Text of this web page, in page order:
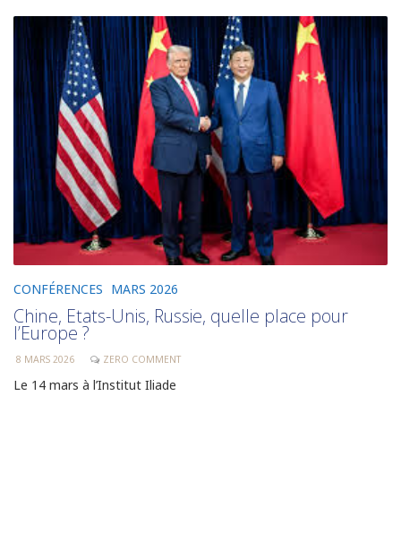
CONFÉRENCES MARS 2026
Chine, Etats-Unis, Russie, quelle place pour
l’Europe ?
8 MARS 2026 ZERO COMMENT
Le 14 mars à l’Institut Iliade